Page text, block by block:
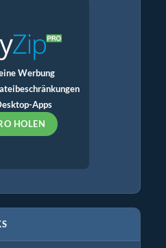
Werbung
Apps
HOLEN